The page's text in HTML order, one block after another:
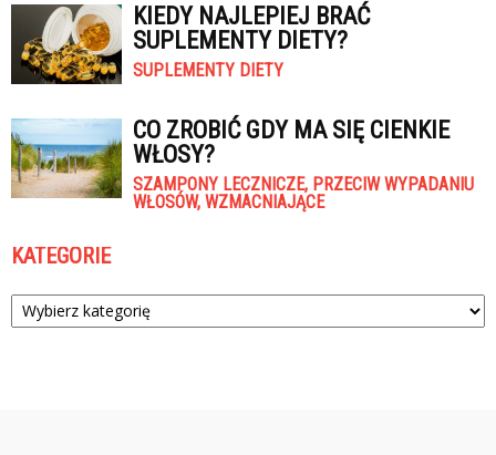
KIEDY NAJLEPIEJ BRAĆ
SUPLEMENTY DIETY?
SUPLEMENTY DIETY
CO ZROBIĆ GDY MA SIĘ CIENKIE
WŁOSY?
SZAMPONY LECZNICZE, PRZECIW WYPADANIU
WŁOSÓW, WZMACNIAJĄCE
KATEGORIE
Kategorie